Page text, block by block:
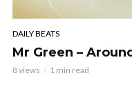
DAILY BEATS
Mr Green –
8 views 1 min read